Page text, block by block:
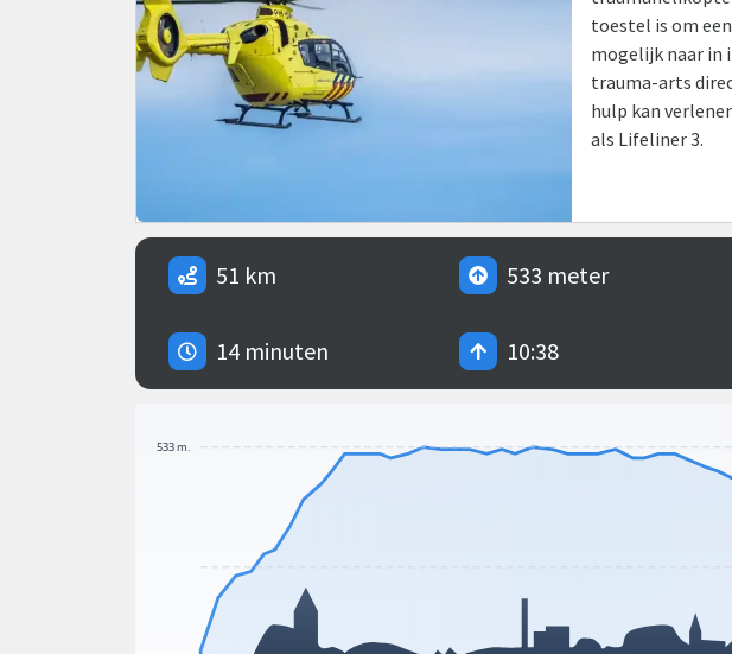
toestel is om
mogelijk naar in
trauma-arts
hulp kan
als Lifeliner 3.
51 km 533 meter
14 minuten 10:38